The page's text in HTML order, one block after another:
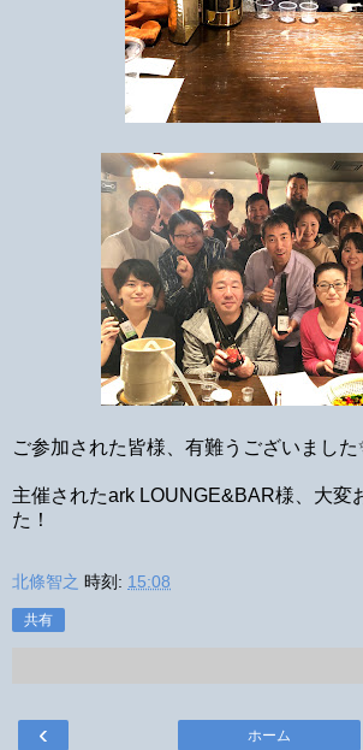
ご参加された皆様、有難うございました
主催されたark LOUNGE&BAR様、大変
た！
北條智之 時刻: 15:08
共有
‹ ホーム